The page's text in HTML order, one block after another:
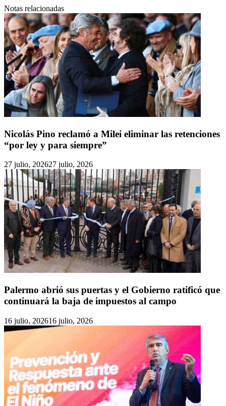
Notas relacionadas
Nicolás Pino reclamó a Milei eliminar las retenciones
“por ley y para siempre”
27 julio, 202627 julio, 2026
Palermo abrió sus puertas y el Gobierno ratificó que
continuará la baja de impuestos al campo
16 julio, 202616 julio, 2026